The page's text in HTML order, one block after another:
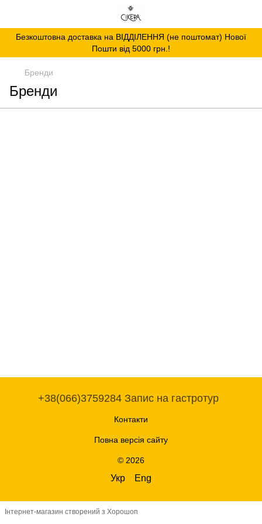
Безкоштовна доставка на ВІДДІЛЕННЯ (не поштомат) Нової
Пошти від 5000 грн.!
Бренди
Бренди
+38(066)3759284 Запис на гастротур
Контакти
Повна версія сайту
© 2026
Укр Eng
Інтернет-магазин створений з Хорошоп